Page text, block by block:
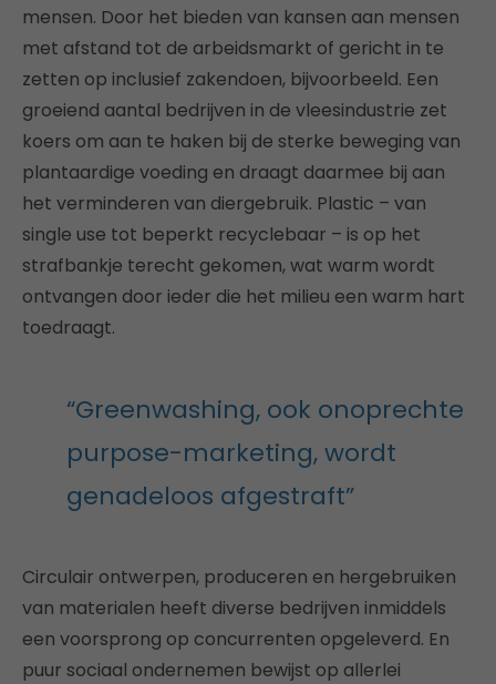
mensen. Door het bieden van kansen aan mensen
met afstand tot de arbeidsmarkt of gericht in te
zetten op inclusief zakendoen, bijvoorbeeld. Een
groeiend aantal bedrijven in de vleesindustrie zet
koers om aan te haken bij de sterke beweging van
plantaardige voeding en draagt daarmee bij aan
het verminderen van diergebruik. Plastic – van
single use tot beperkt recyclebaar – is op het
strafbankje terecht gekomen, wat warm wordt
ontvangen door ieder die het milieu een warm hart
toedraagt.
“Greenwashing, ook onoprechte
purpose-marketing, wordt
genadeloos afgestraft”
Circulair ontwerpen, produceren en hergebruiken
van materialen heeft diverse bedrijven inmiddels
een voorsprong op concurrenten opgeleverd. En
puur sociaal ondernemen bewijst op allerlei